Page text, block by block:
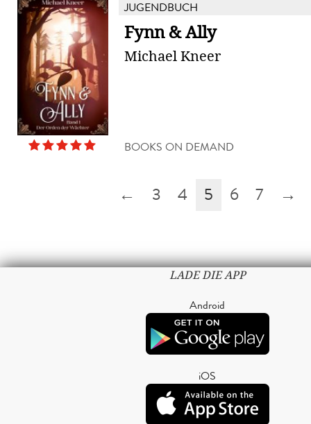
JUGENDBUCH
Fynn & Ally
Michael Kneer
BOOKS ON DEMAND
← 3 4 5 6 7 →
LADE DIE APP
Android
iOS